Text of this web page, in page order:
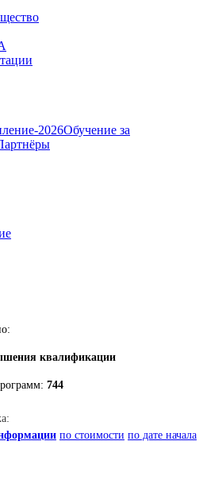
2026Обучение за
квалификации
744
по стоимости по дате начала